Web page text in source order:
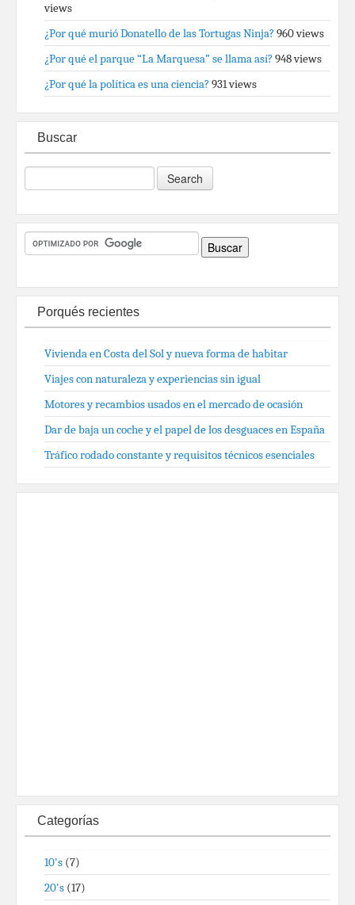
views
¿Por qué murió Donatello de las Tortugas Ninja? 960 views
¿Por qué el parque “La Marquesa” se llama así? 948 views
¿Por qué la política es una ciencia? 931 views
Buscar
Porqués recientes
Vivienda en Costa del Sol y nueva forma de habitar
Viajes con naturaleza y experiencias sin igual
Motores y recambios usados en el mercado de ocasión
Dar de baja un coche y el papel de los desguaces en España
Tráfico rodado constante y requisitos técnicos esenciales
Categorías
10's (7)
20's (17)